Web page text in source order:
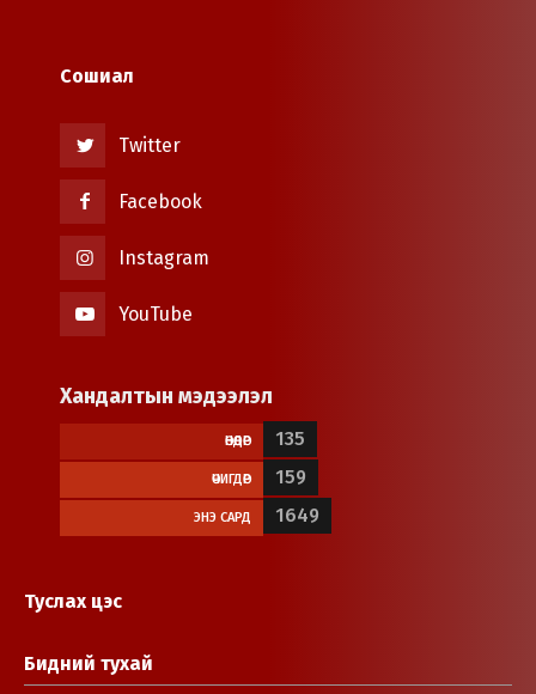
Сошиал
Twitter
Facebook
Instagram
YouTube
Хандалтын мэдээлэл
ӨНӨӨДӨР 135
ӨЧИГДӨР 159
ЭНЭ САРД 1649
Туслах цэс
Бидний тухай